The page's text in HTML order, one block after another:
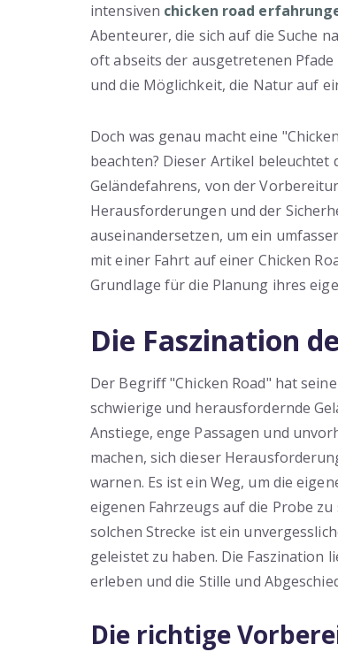
intensiven chicken road
Abenteurer, die sich auf die Suche
oft abseits der ausgetretenen
und die Möglichkeit, die Natur auf
Doch was genau macht eine
beachten? Dieser Artikel beleuchtet
Geländefahrens, von der
Herausforderungen und der
auseinandersetzen, um ein
mit einer Fahrt auf einer Chicken
Grundlage für die Planung ihres
Die Faszination
Der Begriff "Chicken Road" hat
schwierige und herausfordernde
Anstiege, enge Passagen und
machen, sich dieser
warnen. Es ist ein Weg, um die
eigenen Fahrzeugs auf die Probe
solchen Strecke ist ein
geleistet zu haben. Die
erleben und die Stille und
Die richtige